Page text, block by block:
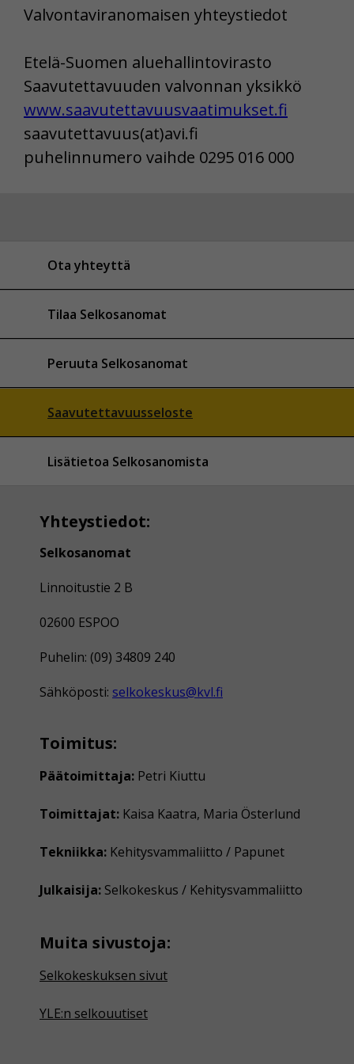
Valvontaviranomaisen yhteystiedot
Etelä-Suomen aluehallintovirasto
Saavutettavuuden valvonnan yksikkö
www.saavutettavuusvaatimukset.fi
saavutettavuus(at)avi.fi
puhelinnumero vaihde 0295 016 000
Ota yhteyttä
Tilaa Selkosanomat
Peruuta Selkosanomat
Saavutettavuusseloste
Lisätietoa Selkosanomista
Yhteystiedot:
Selkosanomat
Linnoitustie 2 B
02600 ESPOO
Puhelin: (09) 34809 240
Sähköposti: selkokeskus@kvl.fi
Toimitus:
Päätoimittaja: Petri Kiuttu
Toimittajat: Kaisa Kaatra, Maria Österlund
Tekniikka: Kehitysvammaliitto / Papunet
Julkaisija: Selkokeskus / Kehitysvammaliitto
Muita sivustoja:
Selkokeskuksen sivut
YLE:n selkouutiset